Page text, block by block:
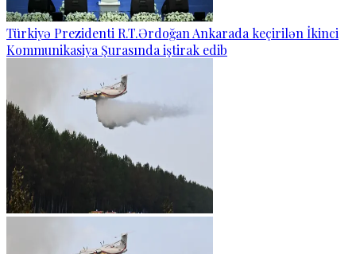
Türkiyə Prezidenti R.T.Ərdoğan Ankarada keçirilən İkinci
Kommunikasiya Şurasında iştirak edib